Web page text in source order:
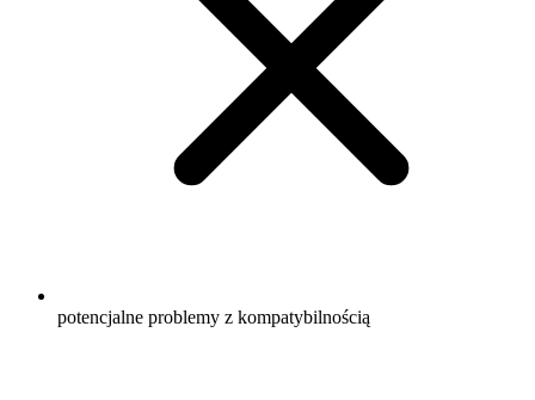
potencjalne problemy z kompatybilnością